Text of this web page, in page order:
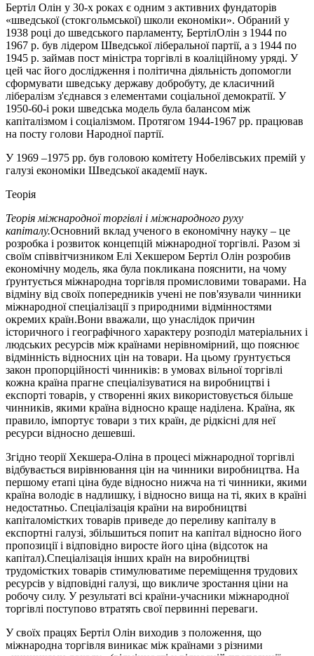
Бертіл Олін у 30-х роках є одним з активних фундаторів
«шведської (стокгольмської) школи економіки». Обраний у
1938 році до шведського парламенту, БертілОлін з 1944 по
1967 р. був лідером Шведської ліберальної партії, а з 1944 по
1945 р. займав пост міністра торгівлі в коаліційному уряді. У
цей час його дослідження і політична діяльність допомогли
сформувати шведську державу добробуту, де класичний
лібералізм з'єднався з елементами соціальної демократії. У
1950-60-і роки шведська модель була балансом між
капіталізмом і соціалізмом. Протягом 1944-1967 pp. працював
на посту голови Народної партії.
У 1969 –1975 pp. був головою комітету Нобелівських премій у
галузі економіки Шведської академії наук.
Теорія
Теорія міжнародної торгівлі і міжнародного руху
капіталу.Основний вклад ученого в економічну науку – це
розробка і розвиток концепцій міжнародної торгівлі. Разом зі
своїм співвітчизником Елі Хекшером Бертіл Олін розробив
економічну модель, яка була покликана пояснити, на чому
ґрунтується міжнародна торгівля промисловими товарами. На
відміну від своїх попередників учені не пов'язували чинники
міжнародної спеціалізації з природними відмінностями
окремих країн.Вони вважали, що унаслідок причин
історичного і географічного характеру розподіл матеріальних і
людських ресурсів між країнами нерівномірний, що пояснює
відмінність відносних цін на товари. На цьому ґрунтується
закон пропорційності чинників: в умовах вільної торгівлі
кожна країна прагне спеціалізуватися на виробництві і
експорті товарів, у створенні яких використовується більше
чинників, якими країна відносно краще наділена. Країна, як
правило, імпортує товари з тих країн, де рідкісні для неї
ресурси відносно дешевші.
Згідно теорії Хекшера-Оліна в процесі міжнародної торгівлі
відбувається вирівнювання цін на чинники виробництва. На
першому етапі ціна буде відносно нижча на ті чинники, якими
країна володіє в надлишку, і відносно вища на ті, яких в країні
недостатньо. Спеціалізація країни на виробництві
капіталомістких товарів приведе до переливу капіталу в
експортні галузі, збільшиться попит на капітал відносно його
пропозиції і відповідно виросте його ціна (відсоток на
капітал).Спеціалізація інших країн на виробництві
трудомістких товарів стимулюватиме переміщення трудових
ресурсів у відповідні галузі, що викличе зростання ціни на
робочу силу. У результаті всі країни-учасники міжнародної
торгівлі поступово втратять свої первинні переваги.
У своїх працях Бертіл Олін виходив з положення, що
міжнародна торгівля виникає між країнами з різними